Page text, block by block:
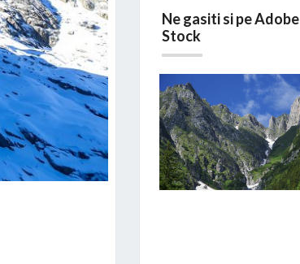
Ne gasiti si pe Adobe
Stock